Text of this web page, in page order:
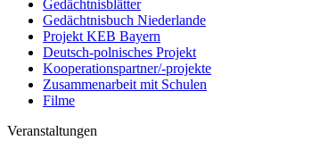
Gedächtnisblätter
Gedächtnisbuch Niederlande
Projekt KEB Bayern
Deutsch-polnisches Projekt
Kooperationspartner/-projekte
Zusammenarbeit mit Schulen
Filme
Veranstaltungen